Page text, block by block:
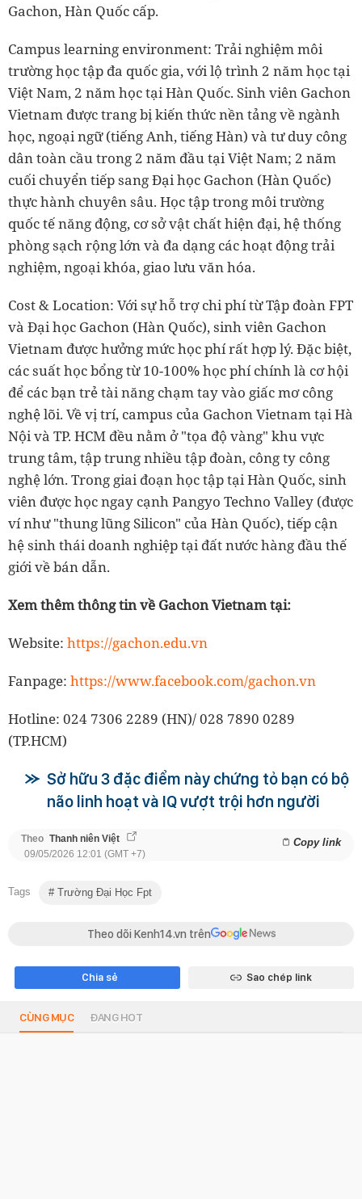
Gachon, Hàn Quốc cấp.
Campus learning environment: Trải nghiệm môi
trường học tập đa quốc gia, với lộ trình 2 năm học tại
Việt Nam, 2 năm học tại Hàn Quốc. Sinh viên Gachon
Vietnam được trang bị kiến thức nền tảng về ngành
học, ngoại ngữ (tiếng Anh, tiếng Hàn) và tư duy công
dân toàn cầu trong 2 năm đầu tại Việt Nam; 2 năm
cuối chuyển tiếp sang Đại học Gachon (Hàn Quốc)
thực hành chuyên sâu. Học tập trong môi trường
quốc tế năng động, cơ sở vật chất hiện đại, hệ thống
phòng sạch rộng lớn và đa dạng các hoạt động trải
nghiệm, ngoại khóa, giao lưu văn hóa.
Cost & Location: Với sự hỗ trợ chi phí từ Tập đoàn FPT
và Đại học Gachon (Hàn Quốc), sinh viên Gachon
Vietnam được hưởng mức học phí rất hợp lý. Đặc biệt,
các suất học bổng từ 10-100% học phí chính là cơ hội
để các bạn trẻ tài năng chạm tay vào giấc mơ công
nghệ lõi. Về vị trí, campus của Gachon Vietnam tại Hà
Nội và TP. HCM đều nằm ở "tọa độ vàng" khu vực
trung tâm, tập trung nhiều tập đoàn, công ty công
nghệ lớn. Trong giai đoạn học tập tại Hàn Quốc, sinh
viên được học ngay cạnh Pangyo Techno Valley (được
ví như "thung lũng Silicon" của Hàn Quốc), tiếp cận
hệ sinh thái doanh nghiệp tại đất nước hàng đầu thế
giới về bán dẫn.
Xem thêm thông tin về Gachon Vietnam tại:
Website: https://gachon.edu.vn
Fanpage: https://www.facebook.com/gachon.vn
Hotline: 024 7306 2289 (HN)/ 028 7890 0289
(TP.HCM)
Sở hữu 3 đặc điểm này chứng tỏ bạn có bộ
não linh hoạt và IQ vượt trội hơn người
Theo Thanh niên Việt Copy link
09/05/2026 12:01 (GMT +7)
Tags Trường Đại Học Fpt
Theo dõi Kenh14.vn trên
Chia sẻ Sao chép link
CÙNG MỤC ĐANG HOT